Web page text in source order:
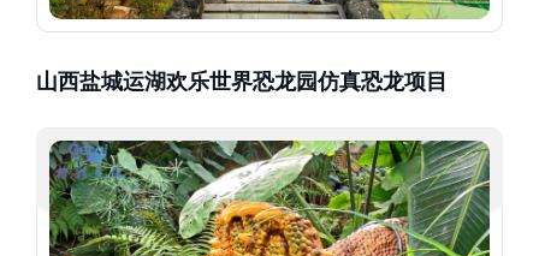
山西盐城运湖欢乐世界恐龙园仿真恐龙项目